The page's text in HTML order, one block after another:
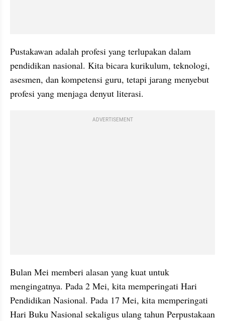
Pustakawan adalah profesi yang terlupakan dalam
pendidikan nasional. Kita bicara kurikulum, teknologi,
asesmen, dan kompetensi guru, tetapi jarang menyebut
profesi yang menjaga denyut literasi.
ADVERTISEMENT
Bulan Mei memberi alasan yang kuat untuk
mengingatnya. Pada 2 Mei, kita memperingati Hari
Pendidikan Nasional. Pada 17 Mei, kita memperingati
Hari Buku Nasional sekaligus ulang tahun Perpustakaan